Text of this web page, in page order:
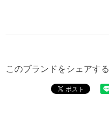
このブランドをシェアする